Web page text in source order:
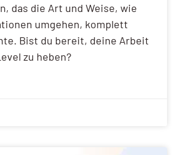
das die Art und Weise, wie
umgehen, komplett
Bist du bereit, deine Arbeit
zu heben?